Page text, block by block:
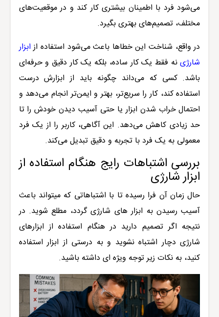
می‌شود فرد با اطمینان بیشتری کار کند و در موقعیت‌های
مختلف، تصمیم‌های بهتری بگیرد.
در واقع، شناخت این خطاها باعث می‌شود استفاده ازابزار
شارژینه فقط یک کار ساده، بلکه یک کار دقیق و حرفه‌ای
باشد. کسی که می‌داند چگونه باید از ابزارش درست
استفاده کند، کار را سریع‌تر، بهتر و ایمن‌تر انجام می‌دهد و
احتمال خراب شدن ابزار یا حتی آسیب دیدن خودش را تا
حد زیادی کاهش می‌دهد. این آگاهی، کاربر را از یک فرد
معمولی به یک فرد با تجربه و دقیق تبدیل می‌کند.
بررسی اشتباهات رایج هنگام استفاده از
ابزار شارژی
حال زمان آن فرا رسیده تا با اشتباهاتی که میتواند باعث
آسیب رسیدن به ابزار های شارژی گردد، مطلع شوید. در
نتیجه اگر تصمیم دارید در هنگام استفاده از ابزارهای
شارژی دچار اشتباه نشوید و به درستی از ابزار استفاده
کنید، به نکات زیر توجه ویژه ای داشته باشید.